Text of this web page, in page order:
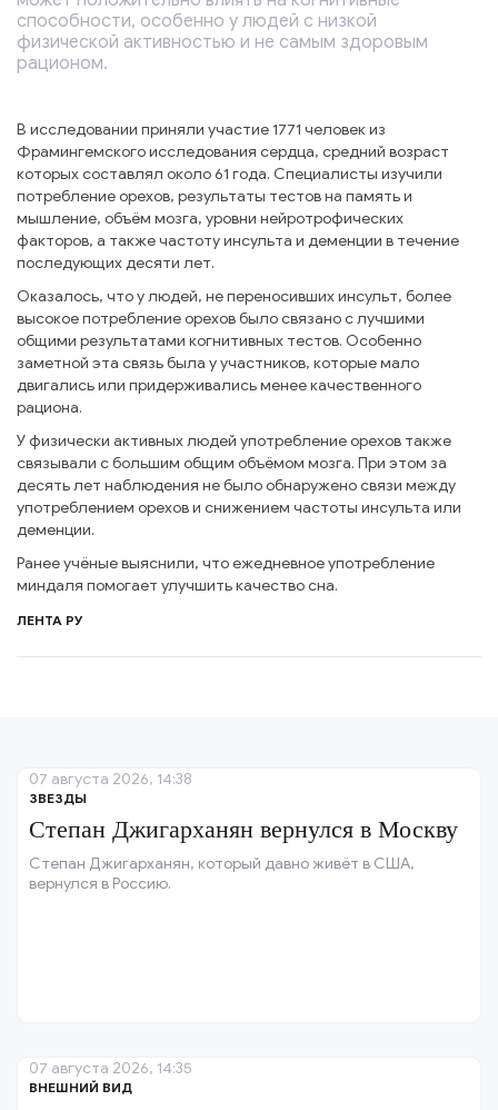
способности, особенно у людей с низкой
физической активностью и не самым здоровым
рационом.
В исследовании приняли участие 1771 человек из
Фрамингемского исследования сердца, средний возраст
которых составлял около 61 года. Специалисты изучили
потребление орехов, результаты тестов на память и
мышление, объём мозга, уровни нейротрофических
факторов, а также частоту инсульта и деменции в течение
последующих десяти лет.
Оказалось, что у людей, не переносивших инсульт, более
высокое потребление орехов было связано с лучшими
общими результатами когнитивных тестов. Особенно
заметной эта связь была у участников, которые мало
двигались или придерживались менее качественного
рациона.
У физически активных людей употребление орехов также
связывали с большим общим объёмом мозга. При этом за
десять лет наблюдения не было обнаружено связи между
употреблением орехов и снижением частоты инсульта или
деменции.
Ранее учёные выяснили, что ежедневное употребление
миндаля помогает улучшить качество сна.
ЛЕНТА РУ
ЗВЕЗДЫ
Степан Джигарханян вернулся в Москву
Степан Джигарханян, который давно живёт в США,
вернулся в Россию.
07 августа 2026, 14:38
ВНЕШНИЙ ВИД
07 августа 2026, 14:35